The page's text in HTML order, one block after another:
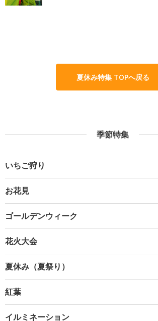
夏休み特集 TOPへ戻る
季節特集
いちご狩り
お花見
ゴールデンウィーク
花火大会
夏休み（夏祭り）
紅葉
イルミネーション